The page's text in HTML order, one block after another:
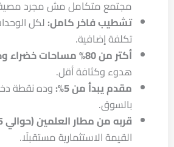
مجتمع متكامل مش مجرد
تشطيب فاخر كامل: لكل
تكلفة إضافية.
أكتر من 80% مساحات خضراء وخدمات:
هدوء وكثافة أقل.
مقدم يبدأ من 5%:
وده نقطة
بالسوق.
قربه من مطار العلمين (حوالي 25 دقيقة):
القيمة الاستثمارية مستقبلًا.